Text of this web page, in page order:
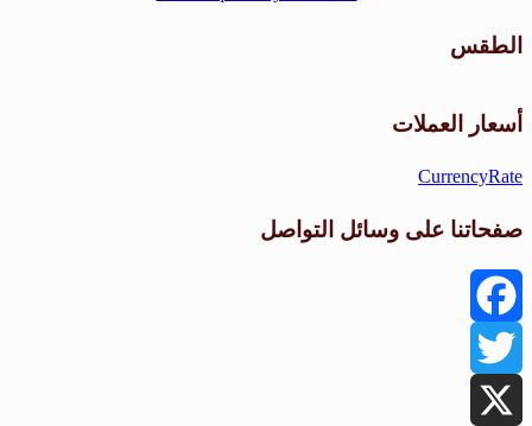
الطقس
أسعار العملات
CurrencyRate
صفحاتنا على وسائل التواصل
Facebook
Twitter